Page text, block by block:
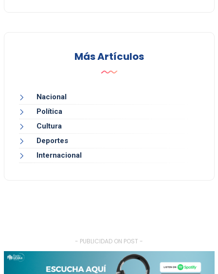
Más Artículos
Nacional
Política
Cultura
Deportes
Internacional
- PUBLICIDAD ON POST -